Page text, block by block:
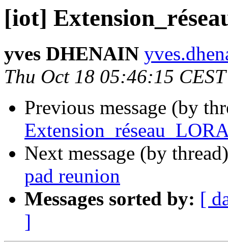
[iot]
yves DHENAIN
Thu Oct 18 05:46:15
Previous message (by
Next message (by
pad reunion
Messages sorted by: [
]